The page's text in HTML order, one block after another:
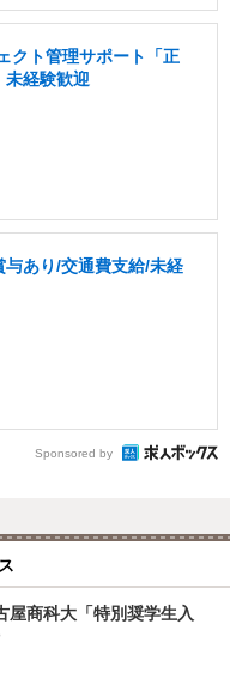
クト管理サポート「正
未経験歓迎
あり/交通費支給/未経
Sponsored by
屋商科大「特別奨学生入